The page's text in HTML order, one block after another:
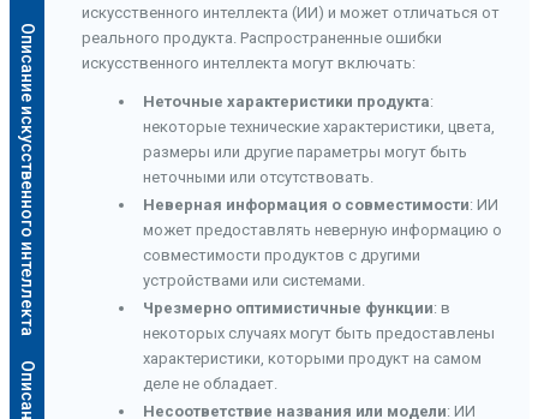
Описание искусственного интеллекта
искусственного интеллекта (ИИ) и может отличаться от
реального продукта. Распространенные ошибки
искусственного интеллекта могут включать:
Неточные характеристики продукта:
некоторые технические характеристики, цвета,
размеры или другие параметры могут быть
неточными или отсутствовать.
Неверная информация о совместимости: ИИ
может предоставлять неверную информацию о
совместимости продуктов с другими
устройствами или системами.
Чрезмерно оптимистичные функции: в
некоторых случаях могут быть предоставлены
характеристики, которыми продукт на самом
деле не обладает.
Несоответствие названия или модели: ИИ